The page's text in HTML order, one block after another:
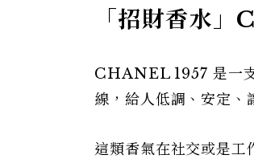
「招財香水
CHANEL 1957 是一
線，給人低調、安定、
這類香氣在社交或是工